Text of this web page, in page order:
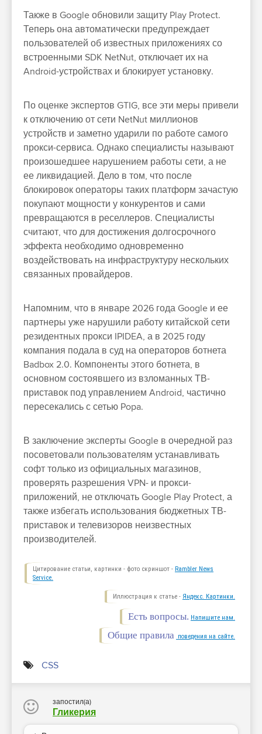
Также в Google обновили защиту Play Protect.
Теперь она автоматически предупреждает
пользователей об известных приложениях со
встроенными SDK NetNut, отключает их на
Android-устройствах и блокирует установку.
По оценке экспертов GTIG, все эти меры привели
к отключению от сети NetNut миллионов
устройств и заметно ударили по работе самого
прокси-сервиса. Однако специалисты называют
произошедшее нарушением работы сети, а не
ее ликвидацией. Дело в том, что после
блокировок операторы таких платформ зачастую
покупают мощности у конкурентов и сами
превращаются в реселлеров. Специалисты
считают, что для достижения долгосрочного
эффекта необходимо одновременно
воздействовать на инфраструктуру нескольких
связанных провайдеров.
Напомним, что в январе 2026 года Google и ее
партнеры уже нарушили работу китайской сети
резидентных прокси IPIDEA, а в 2025 году
компания подала в суд на операторов ботнета
Badbox 2.0. Компоненты этого ботнета, в
основном состоявшего из взломанных ТВ-
приставок под управлением Android, частично
пересекались с сетью Popa.
В заключение эксперты Google в очередной раз
посоветовали пользователям устанавливать
софт только из официальных магазинов,
проверять разрешения VPN- и прокси-
приложений, не отключать Google Play Protect, а
также избегать использования бюджетных ТВ-
приставок и телевизоров неизвестных
производителей.
Цитирование статьи, картинки - фото скриншот - Rambler News
Service.
Иллюстрация к статье - Яндекс. Картинки.
Есть вопросы. Напишите нам.
Общие правила поведения на сайте.
CSS
запостил(а)
Гликерия